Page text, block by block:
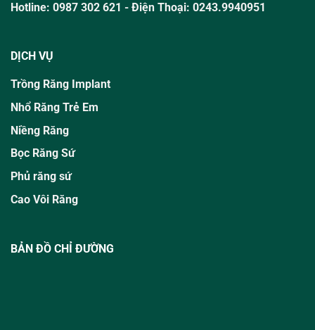
Hotline: 0987 302 621 - Điện Thoại: 0243.9940951
DỊCH VỤ
Trồng Răng Implant
Nhổ Răng Trẻ Em
Niềng Răng
Bọc Răng Sứ
Phủ răng sứ
Cao Vôi Răng
BẢN ĐỒ CHỈ ĐƯỜNG